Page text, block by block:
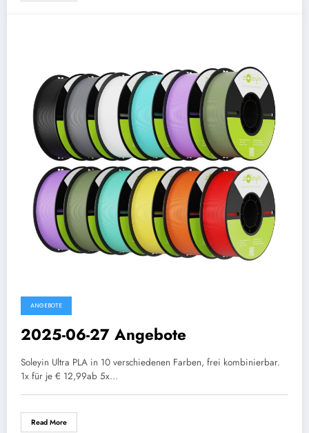
ANGEBOTE
2025-06-27 Angebote
Soleyin Ultra PLA in 10 verschiedenen Farben, frei kombinierbar.
1x für je € 12,99ab 5x…
Read More